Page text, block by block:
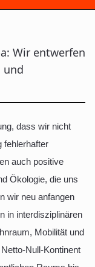
Wir entwerfen
und
dass wir nicht
fehlerhafter
auch positive
Ökologie, die uns
wir neu anfangen
in interdisziplinären
Mobilität und
Null-Kontinent